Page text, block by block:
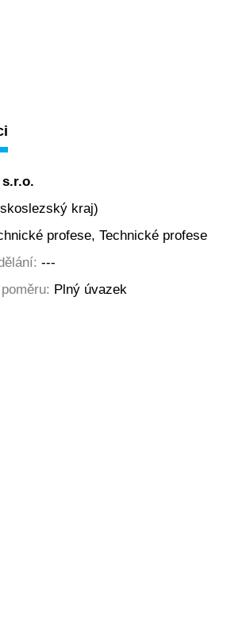
kraj)
profese, Technické profese
---
Plný úvazek